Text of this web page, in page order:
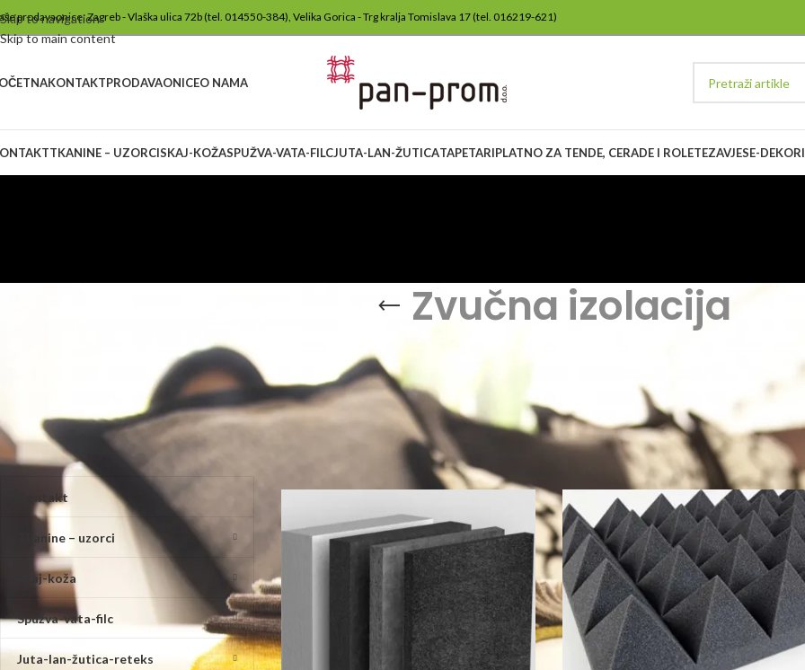
Skip to navigation
Skip to main content
prodavaonice: Zagreb - Vlaška ulica 72b (tel. 014550-384), Velika Gorica - Trg kralja Tomislava 17 (tel. 016219-621)
KONTAKTPRODAVAONICEO NAMA
TKANINE – UZORCISKAJ-KOŽASPUŽVA-VATA-FILCJUTA-LAN-ŽUTICATAPETARIPLATNO ZA TENDE, CERADE I ROLETEZAVJESE-
Zvučna izolacija
PONUDA ARTIKALA
Kontakt
Tkanine – uzorci
Skaj-koža
Spužva-vata-filc
Juta-lan-žutica-reteks
Zvučna izolacija